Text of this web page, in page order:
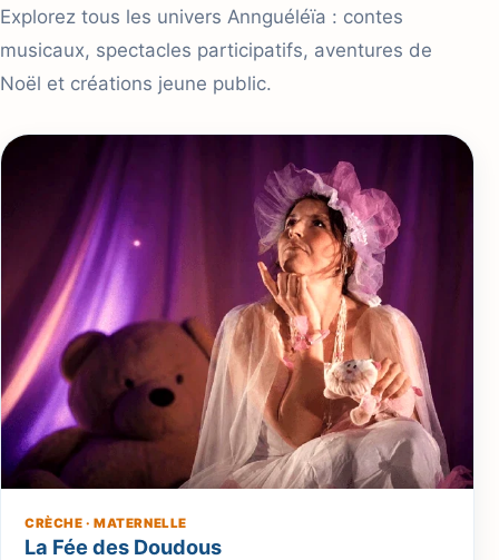
Explorez tous les univers Annguéléïa : contes
musicaux, spectacles participatifs, aventures de
Noël et créations jeune public.
CRÈCHE · MATERNELLE
La Fée des Doudous